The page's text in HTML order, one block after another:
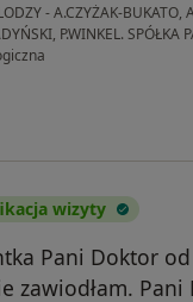
- A.CZYŻAK-BUKATO,
P.WINKEL. SPÓŁKA
Dorota
wizyty
Pani Doktor
zawiodłam. Pani